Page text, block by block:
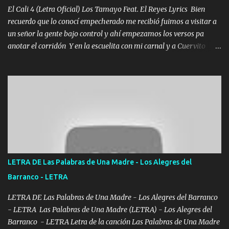
El Cali 4 (Letra Oficial) Los Tamayo Feat. El Reyes Lyrics Bien
recuerdo que lo conocí empecherado me recibió fuimos a visitar a
un señor la gente bajo control y ahí empezamos los versos pa
anotar el corridón Y en la escuelita con mi carnal y a Cuervito
verde se le extraña pa que sepan Aquí Pura GENTE DE LA RANA 🐸
POR CLAVE ES EL CALI 4 EN LA CIUDAD TIJUANA Música Al
tirante andamos mi carnal atento a cualquier necesidad no porque
se ve limpio el camino nos confiamos al andar y nunca con la
misma piedra me vuelvo a tropezar Cuando ando de enamorado
en corto me tiró a per...
LETRA DE Las Palabras de Una Madre - Los Alegres del
Barranco - LETRA
LETRA DE Las Palabras de Una Madre - Los Alegres del Barranco
- LETRA Las Palabras de Una Madre (LETRA) - Los Alegres del
Barranco - LETRA Letra de la canción Las Palabras de Una Madre